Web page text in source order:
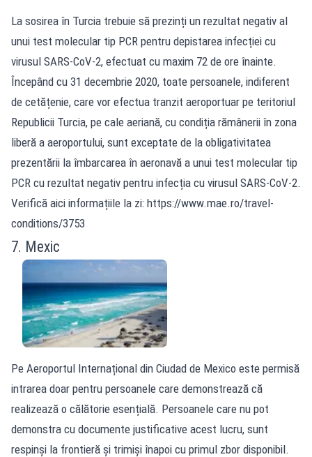
La sosirea în Turcia trebuie să prezinți un rezultat negativ al
unui test molecular tip PCR pentru depistarea infecției cu
virusul SARS-CoV-2, efectuat cu maxim 72 de ore înainte.
Începând cu 31 decembrie 2020, toate persoanele, indiferent
de cetățenie, care vor efectua tranzit aeroportuar pe teritoriul
Republicii Turcia, pe cale aeriană, cu condiția rămânerii în zona
liberă a aeroportului, sunt exceptate de la obligativitatea
prezentării la îmbarcarea în aeronavă a unui test molecular tip
PCR cu rezultat negativ pentru infecția cu virusul SARS-CoV-2.
Verifică aici informațiile la zi: https://www.mae.ro/travel-
conditions/3753
7. Mexic
Pe Aeroportul Internațional din Ciudad de Mexico este permisă
intrarea doar pentru persoanele care demonstrează că
realizează o călătorie esențială. Persoanele care nu pot
demonstra cu documente justificative acest lucru, sunt
respinși la frontieră și trimiși înapoi cu primul zbor disponibil.